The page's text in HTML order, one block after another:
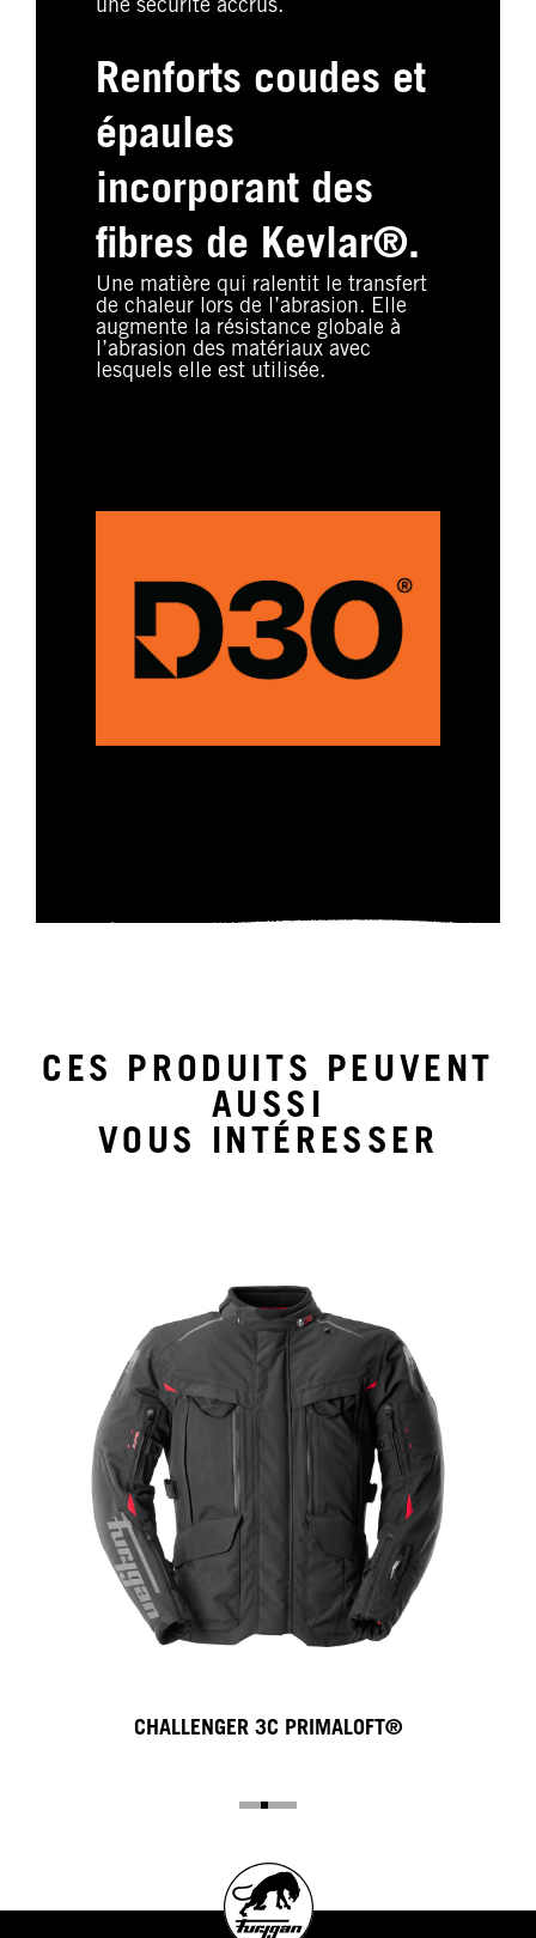
une sécurité accrus.
Renforts coudes et
épaules
incorporant des
fibres de Kevlar®.
Une matière qui ralentit le transfert
de chaleur lors de l’abrasion. Elle
augmente la résistance globale à
l’abrasion des matériaux avec
lesquels elle est utilisée.
CES PRODUITS PEUVENT
AUSSI
VOUS INTÉRESSER
CHALLENGER 3C PRIMALOFT®